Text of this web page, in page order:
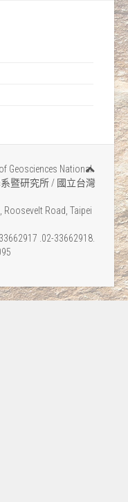
Geosciences National
系暨研究所 / 國立台灣
Road, Taipei
.02-33662918.